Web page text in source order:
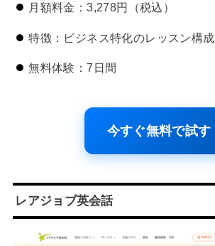
月額料金：3,278円（税込）
特徴：ビジネス特化のレッスン構成
無料体験：7日間
今すぐ無料で試す
レアジョブ英会話